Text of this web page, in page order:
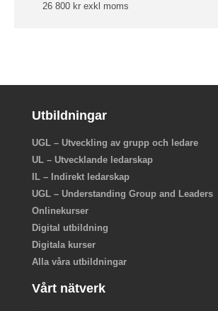
26 800 kr exkl moms
Utbildningar
UGL – Utveckling av grupp och ledare
UL – Utvecklande ledarskap
IL – Indirekt ledarskap
UGL – Understanding Group and Leaders
Onlinekurser
Digital utbildning
Digitala kurser
Alla våra utbildningar
Vårt nätverk